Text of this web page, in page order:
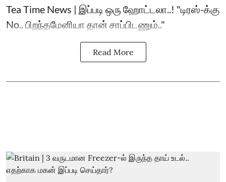
Tea Time News | இப்படி ஒரு ஹோட்டலா..! "டிரஸ்-க்கு
No.. பிறந்தமேனியா தான் சாப்பிடணும்.."
Read More